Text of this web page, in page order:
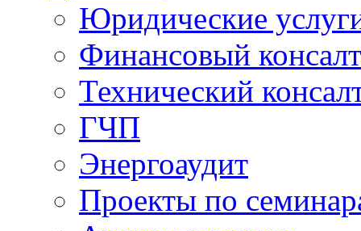
Юридические
Финансовый
Технический
ГЧП
Энергоаудит
Проекты по